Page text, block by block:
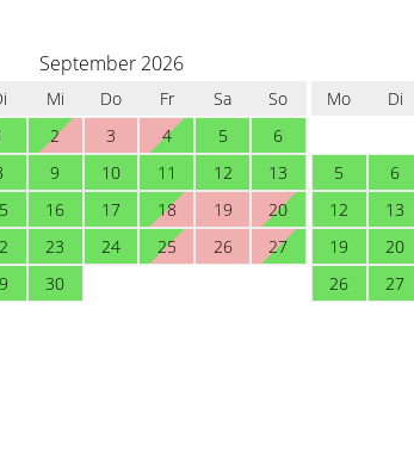
September 2026
Mi Do Fr Sa
So
2 3 4 5
6
9 10 11 12
13
16 17 18 19
20
23 24 25 26
27
30
Mo Di
5
6
12
13
19
20
26
27